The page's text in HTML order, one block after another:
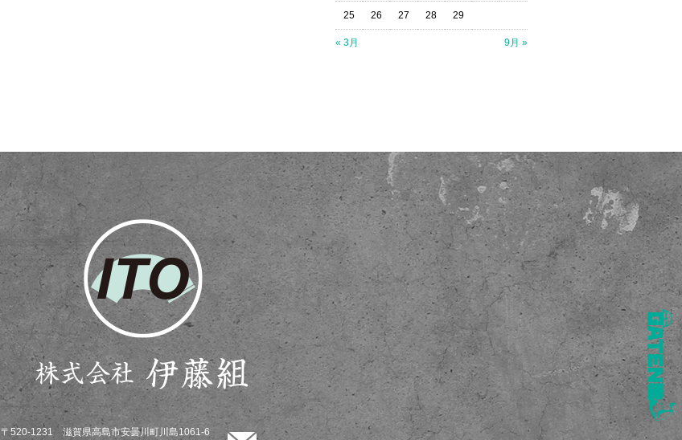
« 3月 9月 »
25 26 27 28 29
〒520-1231 滋賀県高島市安曇川町川島1061-6